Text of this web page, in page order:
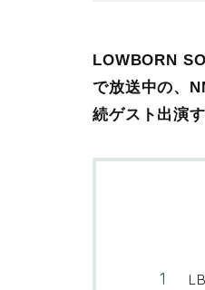
LOWBORN
で放送中の、
続ゲスト出演す